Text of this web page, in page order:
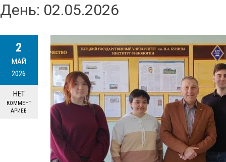
День: 02.05.2026
2
МАЙ
2026
НЕТ
КОММЕНТ
АРИЕВ